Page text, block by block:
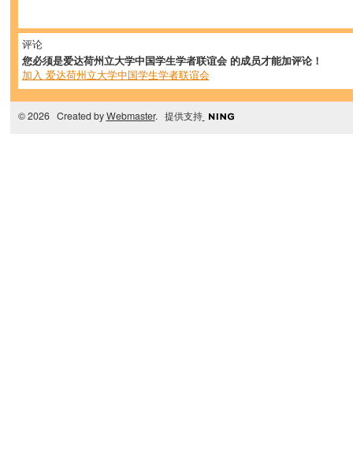
评论
您必须是爱达荷州立大学中国学生学者联谊会 的成员才能加评论！
加入 爱达荷州立大学中国学生学者联谊会
© 2026 Created byWebmaster. 提供支持